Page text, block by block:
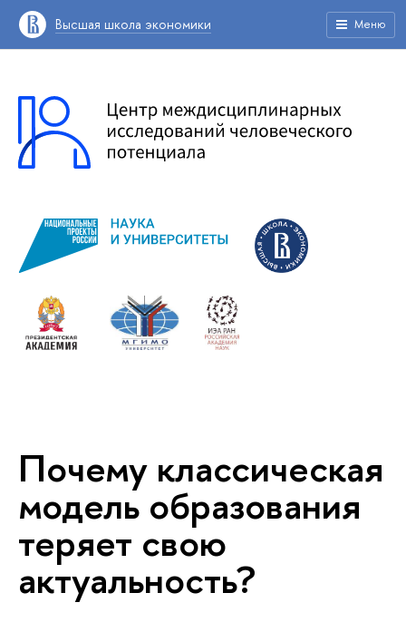
Высшая школа экономики Меню
Почему классическая
модель образования
теряет свою
актуальность?